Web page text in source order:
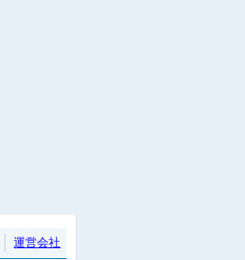
運営会社